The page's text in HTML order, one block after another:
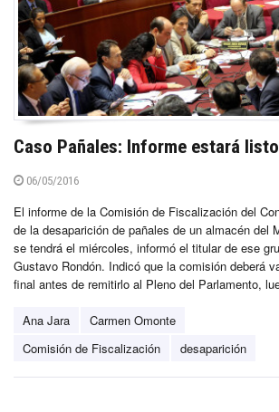
Caso Pañales: Informe estará
06/05/2016
El informe de la Comisión de Fiscalización del
de la desaparición de pañales de un almacén del
se tendrá el miércoles, informó el titular de ese
Gustavo Rondón. Indicó que la comisión deberá
final antes de remitirlo al Pleno del Parlamento,
Ana Jara
Carmen Omonte
Comisión de Fiscalización
desaparición